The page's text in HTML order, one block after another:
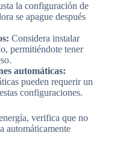
la configuración de
se apague después
Considera instalar
permitiéndote tener
automáticas:
pueden requerir un
configuraciones.
verifica que no
automáticamente